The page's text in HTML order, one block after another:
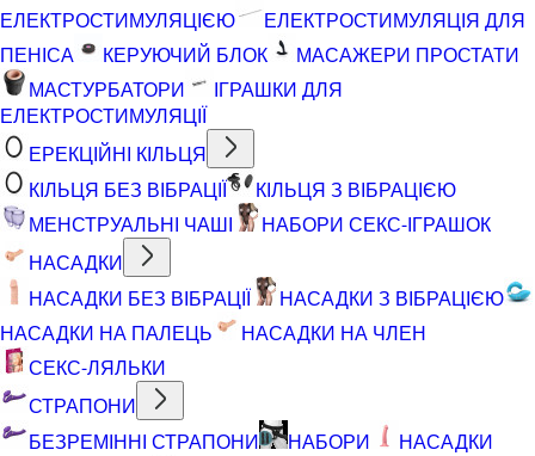
ЕЛЕКТРОСТИМУЛЯЦІЄЮ
ЕЛЕКТРОСТИМУЛЯЦІЯ ДЛЯ
ПЕНІСА
КЕРУЮЧИЙ БЛОК
МАСАЖЕРИ ПРОСТАТИ
МАСТУРБАТОРИ
ІГРАШКИ ДЛЯ
ЕЛЕКТРОСТИМУЛЯЦІЇ
ЕРЕКЦІЙНІ КІЛЬЦЯ
КІЛЬЦЯ БЕЗ ВІБРАЦІЇ
КІЛЬЦЯ З ВІБРАЦІЄЮ
МЕНСТРУАЛЬНІ ЧАШІ
НАБОРИ СЕКС-ІГРАШОК
НАСАДКИ
НАСАДКИ БЕЗ ВІБРАЦІЇ
НАСАДКИ З ВІБРАЦІЄЮ
НАСАДКИ НА ПАЛЕЦЬ
НАСАДКИ НА ЧЛЕН
СЕКС-ЛЯЛЬКИ
СТРАПОНИ
БЕЗРЕМІННІ СТРАПОНИ
НАБОРИ
НАСАДКИ